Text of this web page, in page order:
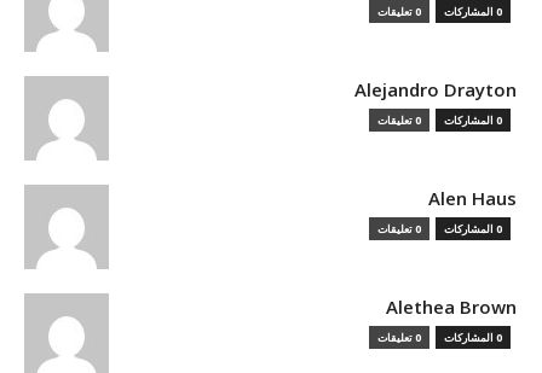
0 المشاركات 0 تعليقات
Alejandro Drayton
0 المشاركات 0 تعليقات
Alen Haus
0 المشاركات 0 تعليقات
Alethea Brown
0 المشاركات 0 تعليقات